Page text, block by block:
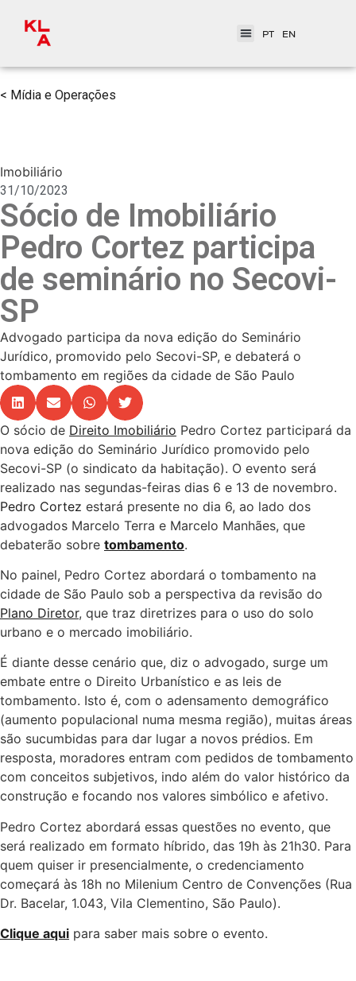
PT EN
< Mídia e Operações
Imobiliário
31/10/2023
Sócio de Imobiliário
Pedro Cortez participa
de seminário no Secovi-
SP
Advogado participa da nova edição do Seminário
Jurídico, promovido pelo Secovi-SP, e debaterá o
tombamento em regiões da cidade de São Paulo
O sócio de Direito Imobiliário Pedro Cortez participará da
nova edição do Seminário Jurídico promovido pelo
Secovi-SP (o sindicato da habitação). O evento será
realizado nas segundas-feiras dias 6 e 13 de novembro.
Pedro Cortez estará presente no dia 6, ao lado dos
advogados Marcelo Terra e Marcelo Manhães, que
debaterão sobre tombamento.
No painel, Pedro Cortez abordará o tombamento na
cidade de São Paulo sob a perspectiva da revisão do
Plano Diretor, que traz diretrizes para o uso do solo
urbano e o mercado imobiliário.
É diante desse cenário que, diz o advogado, surge um
embate entre o Direito Urbanístico e as leis de
tombamento. Isto é, com o adensamento demográfico
(aumento populacional numa mesma região), muitas áreas
são sucumbidas para dar lugar a novos prédios. Em
resposta, moradores entram com pedidos de tombamento
com conceitos subjetivos, indo além do valor histórico da
construção e focando nos valores simbólico e afetivo.
Pedro Cortez abordará essas questões no evento, que
será realizado em formato híbrido, das 19h às 21h30. Para
quem quiser ir presencialmente, o credenciamento
começará às 18h no Milenium Centro de Convenções (Rua
Dr. Bacelar, 1.043, Vila Clementino, São Paulo).
Clique aqui para saber mais sobre o evento.